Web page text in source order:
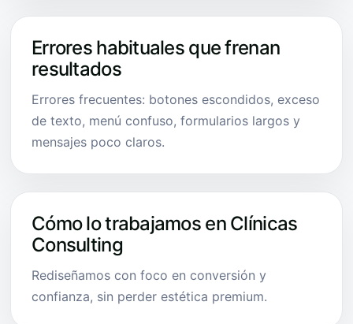
Errores habituales que frenan
resultados
Errores frecuentes: botones escondidos, exceso
de texto, menú confuso, formularios largos y
mensajes poco claros.
Cómo lo trabajamos en Clínicas
Consulting
Rediseñamos con foco en conversión y
confianza, sin perder estética premium.